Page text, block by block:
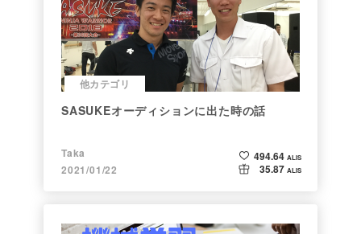
他カテゴリ
SASUKEオーディションに出た時の話
Taka
2021/01/22
494.64 ALIS
35.87 ALIS